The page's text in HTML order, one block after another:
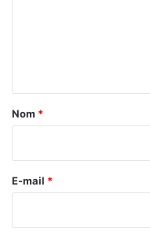
a
e
Nom *
E-mail *